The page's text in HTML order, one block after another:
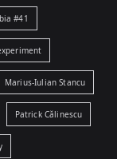
#41
Marius-Iulian Stancu
Patrick Călinescu